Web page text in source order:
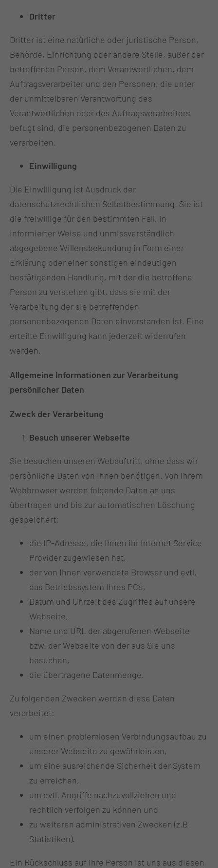
Dritter
Dritter ist eine natürliche oder juristische Person,
Behörde, Einrichtung oder andere Stelle, außer der
betroffenen Person, dem Verantwortlichen, dem
Auftragsverarbeiter und den Personen, die unter
der unmittelbaren Verantwortung des
Verantwortlichen oder des Auftragsverarbeiters
befugt sind, die personenbezogenen Daten zu
verarbeiten.
Einwilligung
Die Einwilligung ist Ausdruck der
datenschutzrechtlichen Selbstbestimmung. Sie ist
die freiwillige für den bestimmten Fall, in
informierter Weise und unmissverständlich
abgegebene Willensbekundung in Form einer
Erklärung oder einer sonstigen eindeutigen
bestätigenden Handlung, mit der die betroffene
Person zu verstehen gibt, dass sie mit der
Verarbeitung der sie betreffenden
personenbezogenen Daten einverstanden ist. Eine
erteilte Einwilligung kann jederzeit widerrufen
werden.
Allgemeine Informationen zur Verarbeitung
persönlicher Daten
Zweck der Verarbeitung
Besuch unserer Webseite
Sie besuchen unseren Webauftritt, ohne dass wir
persönliche Daten von Ihnen benötigen. Von Ihrem
Webbrowser werden folgende Daten an uns
übertragen und bis zur automatischen Löschung
gespeichert:
die IP-Adresse, die Ihnen ihr Internet Service
Provider zugewiesen hat,
der von Ihnen verwendete Browser und evtl.
das Betriebssystem Ihres PC’s,
Datum und Uhrzeit des Zugriffes auf unsere
Webseite,
Name und URL der abgerufenen Webseite
bzw. der Webseite von der aus Sie uns
besuchen,
die übertragene Datenmenge.
Zu folgenden Zwecken werden diese Daten
verarbeitet:
um einen problemlosen Verbindungsaufbau zu
unserer Webseite zu gewährleisten,
um eine ausreichende Sicherheit der System
zu erreichen,
um evtl. Angriffe nachzuvollziehen und
rechtlich verfolgen zu können und
zu weiteren administrativen Zwecken (z.B.
Statistiken).
Ein Rückschluss auf Ihre Person ist uns aus diesen